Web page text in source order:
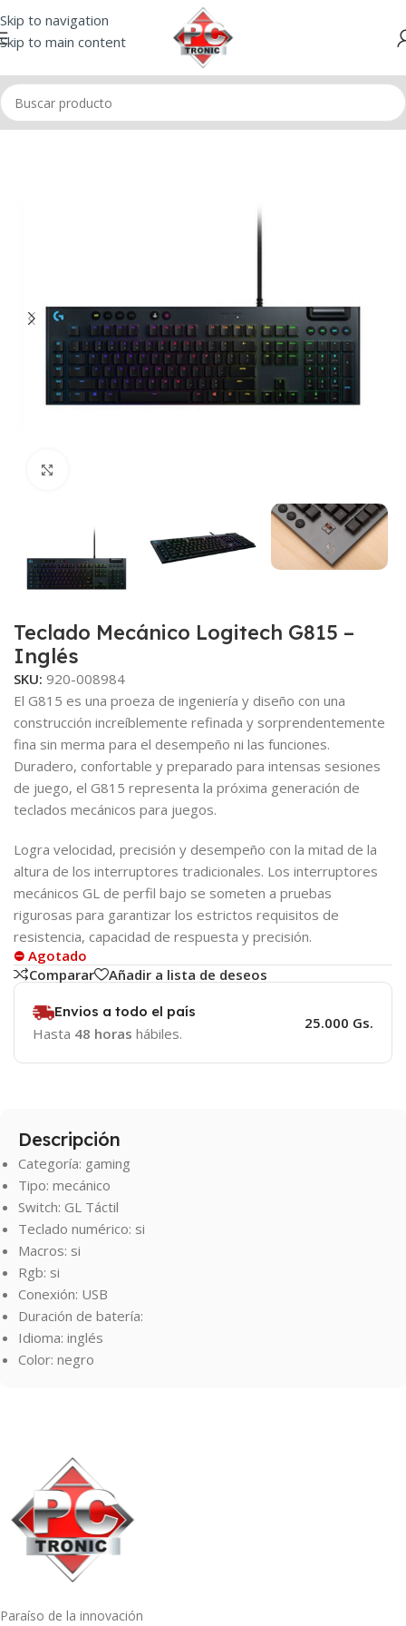
Skip to navigation
Skip to main content
Inicio/Teclados/Teclado Gamer
Teclado Mecánico Logitech G815 –
Inglés
SKU: 920-008984
El G815 es una proeza de ingeniería y diseño con una
construcción increíblemente refinada y sorprendentemente
fina sin merma para el desempeño ni las funciones.
Duradero, confortable y preparado para intensas sesiones
de juego, el G815 representa la próxima generación de
teclados mecánicos para juegos.
Logra velocidad, precisión y desempeño con la mitad de la
altura de los interruptores tradicionales. Los interruptores
mecánicos GL de perfil bajo se someten a pruebas
rigurosas para garantizar los estrictos requisitos de
resistencia, capacidad de respuesta y precisión.
⛔ Agotado
Comparar
Añadir a lista de deseos
Envios a todo el país
Hasta 48 horas hábiles.
25.000 Gs.
Descripción
Categoría: gaming
Tipo: mecánico
Switch: GL Táctil
Teclado numérico: si
Macros: si
Rgb: si
Conexión: USB
Duración de batería:
Idioma: inglés
Color: negro
Paraíso de la innovación